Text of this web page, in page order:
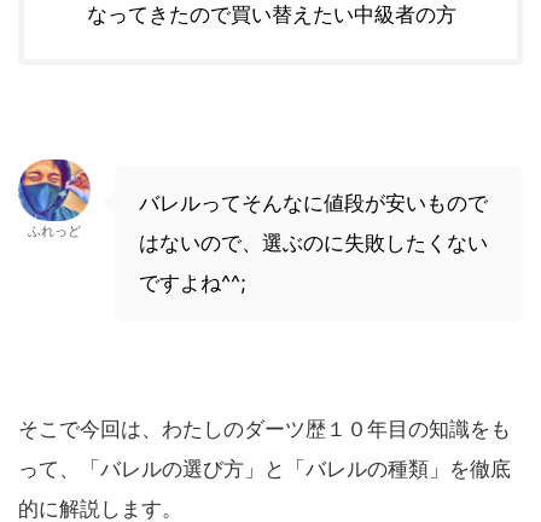
なってきたので買い替えたい中級者の方
ふれっど
バレルってそんなに値段が安いもので
はないので、選ぶのに失敗したくない
ですよね^^;
そこで今回は、わたしのダーツ歴１０年目の知識をも
って、「バレルの選び方」と「バレルの種類」を徹底
的に解説します。